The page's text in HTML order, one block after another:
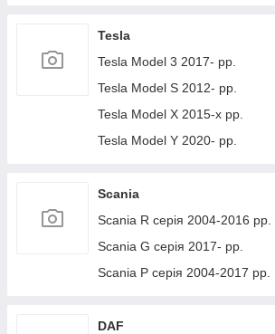
Tesla
Tesla Model 3 2017- рр.
Tesla Model S 2012- рр.
Tesla Model X 2015-х рр.
Tesla Model Y 2020- рр.
Scania
Scania R серія 2004-2016 рр.
Scania G серія 2017- рр.
Scania P серія 2004-2017 рр.
DAF